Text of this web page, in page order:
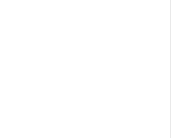
险控制有效；夏